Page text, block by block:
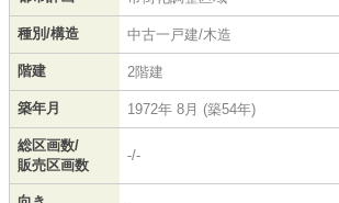
種別/構造 中古一戸建/木造
階建 2階建
築年月 1972年 8月 (築54年)
総区画数/
販売区画数
-/-